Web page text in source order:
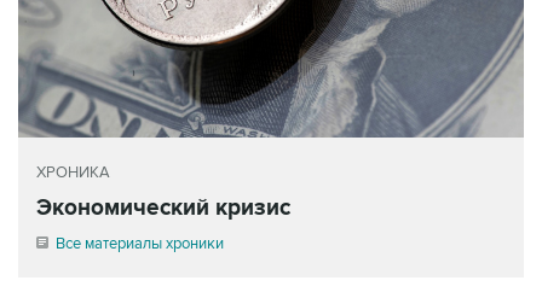
ХРОНИКА
Экономический кризис
Все материалы хроники